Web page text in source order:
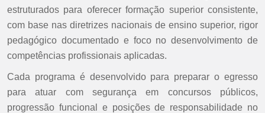
estruturados para oferecer formação superior consistente,
com base nas diretrizes nacionais de ensino superior, rigor
pedagógico documentado e foco no desenvolvimento de
competências profissionais aplicadas.
Cada programa é desenvolvido para preparar o egresso
para atuar com segurança em concursos públicos,
progressão funcional e posições de responsabilidade no